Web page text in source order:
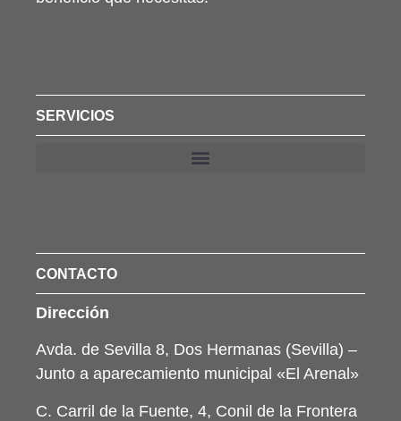
SERVICIOS
CONTACTO
Dirección
Avda. de Sevilla 8, Dos Hermanas (Sevilla) –
Junto a aparecamiento municipal «El Arenal»
C. Carril de la Fuente, 4, Conil de la Frontera